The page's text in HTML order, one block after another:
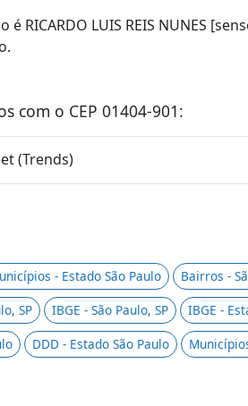
RICARDO LUIS REIS NUNES
com o CEP 01404-901:
(Trends)
- Estado São Paulo Bairros -
SP
IBGE - São Paulo, SP
IBGE -
DDD - Estado São Paulo